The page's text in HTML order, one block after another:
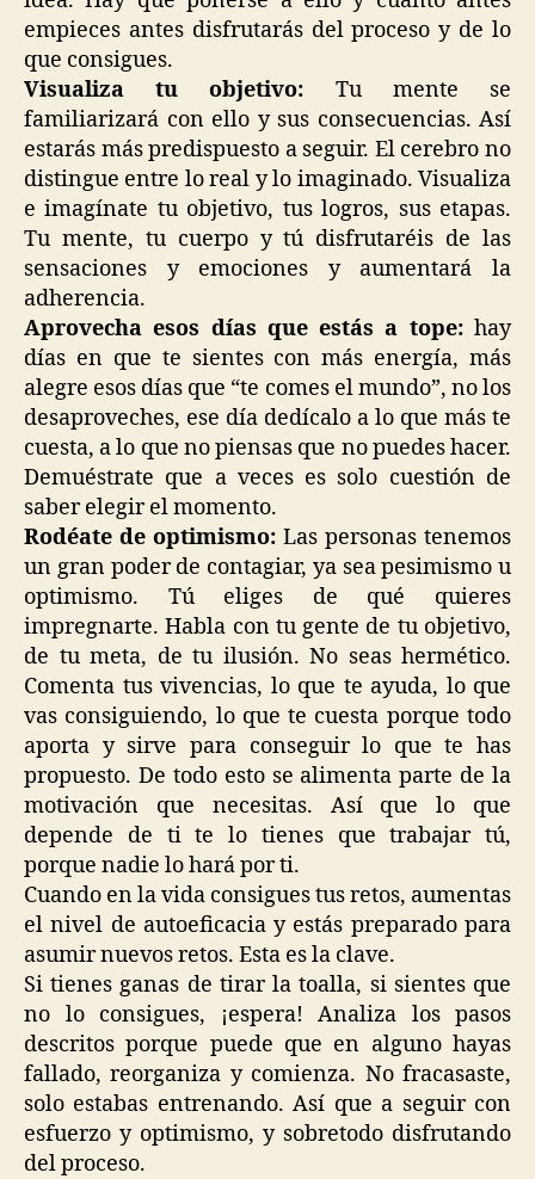
empieces antes disfrutarás del proceso y de lo
que consigues.
Visualiza tu objetivo: Tu mente se
familiarizará con ello y sus consecuencias. Así
estarás más predispuesto a seguir. El cerebro no
distingue entre lo real y lo imaginado. Visualiza
e imagínate tu objetivo, tus logros, sus etapas.
Tu mente, tu cuerpo y tú disfrutaréis de las
sensaciones y emociones y aumentará la
adherencia.
Aprovecha esos días que estás a tope:hay
días en que te sientes con más energía, más
alegre esos días que “te comes el mundo”, no los
desaproveches, ese día dedícalo a lo que más te
cuesta, a lo que no piensas que no puedes hacer.
Demuéstrate que a veces es solo cuestión de
saber elegir el momento.
Rodéate de optimismo: Las personas tenemos
un gran poder de contagiar, ya sea pesimismo u
optimismo. Tú eliges de qué quieres
impregnarte. Habla con tu gente de tu objetivo,
de tu meta, de tu ilusión. No seas hermético.
Comenta tus vivencias, lo que te ayuda, lo que
vas consiguiendo, lo que te cuesta porque todo
aporta y sirve para conseguir lo que te has
propuesto. De todo esto se alimenta parte de la
motivación que necesitas. Así que lo que
depende de ti te lo tienes que trabajar tú,
porque nadie lo hará por ti.
Cuando en la vida consigues tus retos, aumentas
el nivel de autoeficacia y estás preparado para
asumir nuevos retos. Esta es la clave.
Si tienes ganas de tirar la toalla, si sientes que
no lo consigues, ¡espera! Analiza los pasos
descritos porque puede que en alguno hayas
fallado, reorganiza y comienza. No fracasaste,
solo estabas entrenando. Así que a seguir con
esfuerzo y optimismo, y sobretodo disfrutando
del proceso.